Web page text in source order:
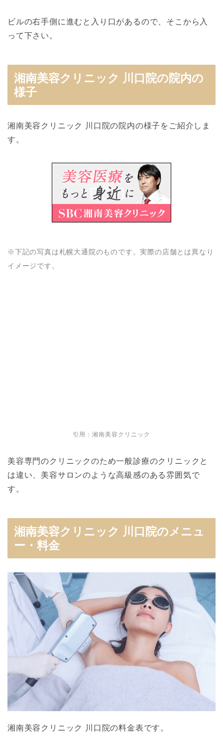
ビルの右手側に進むと入り口があるので、そこから入
って下さい。
湘南美容クリニック 川口院の院内の
様子
湘南美容クリニック 川口院の院内の様子をご紹介しま
す。
※下記の写真は札幌大通院のものです。実際の店舗とは異なり
イメージです。
引用： 湘南美容クリニック
美容専門のクリニックのため一般診療のクリニックと
は違い、美容サロンのような高級感のある雰囲気で
す。
湘南美容クリニック 川口院のメニュ
ー・料金
湘南美容クリニック 川口院の料金表です。